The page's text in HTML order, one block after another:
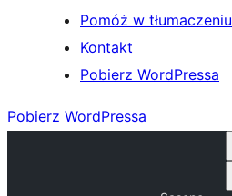
Pomóż w tłumaczeniu
Kontakt
Pobierz WordPressa
Pobierz WordPressa